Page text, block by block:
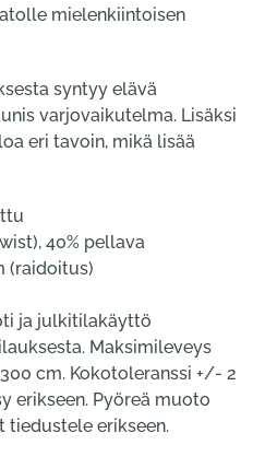
mielenkiintoisen
syntyy elävä
varjovaikutelma. Lisäksi
eri tavoin, mikä lisää
40% pellava
(raidoitus)
ja julkitilakäyttö
Maksimileveys
cm. Kokotoleranssi +/- 2
erikseen. Pyöreä muoto
tiedustele erikseen.